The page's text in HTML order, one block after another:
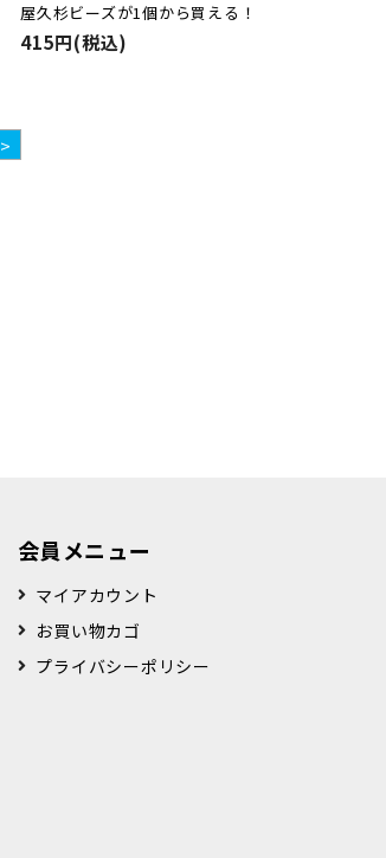
屋久杉ビーズが1個から買える！
415円(税込)
>
会員メニュー
マイアカウント
お買い物カゴ
プライバシーポリシー